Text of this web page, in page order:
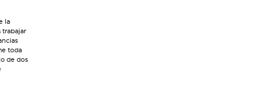
la
trabajar
toda
de dos